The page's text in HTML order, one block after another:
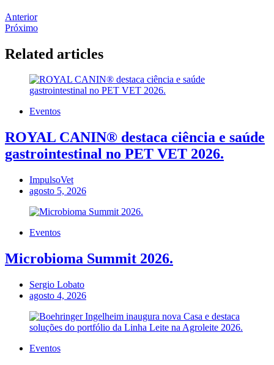
Anterior
Próximo
Related articles
Eventos
ROYAL CANIN® destaca ciência e saúde
gastrointestinal no PET VET 2026.
ImpulsoVet
agosto 5, 2026
Eventos
Microbioma Summit 2026.
Sergio Lobato
agosto 4, 2026
Eventos